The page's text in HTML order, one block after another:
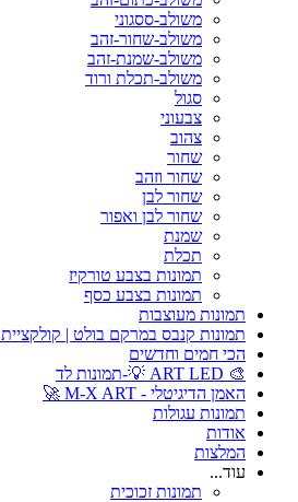
משולב-ססגוני
משולב-שחור-זהב
משולב-שמנת-זהב
משולב-תכלת ורוד
סגול
צבעוני
צהוב
שחור
שחור וזהב
שחור לבן
שחור לבן ואפור
שמנת
תכלת
תמונות בצבע טורקיז
תמונות בצבע כסף
תמונות מעוצבות
תמונות קנבס במרקם בולט | קולקציית Art Touch
הכי חמים וחדשים
🎨 ART LED 💡-תמונות לד
האמן הדיגיטלי - M-X ART 🚀
תמונות עגולות
אודות
המלצות
עוד...
תמונות זכוכית